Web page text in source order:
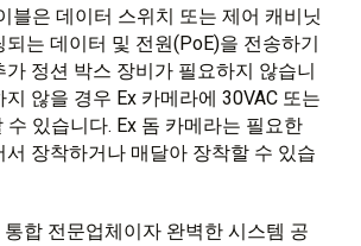
블은 데이터 스위치 또는 제어 캐비닛
는 데이터 및 전원(PoE)을 전송하기
가 정션 박스 장비가 필요하지 않습니
지 않을 경우 Ex 카메라에 30VAC 또는
수 있습니다. Ex 돔 카메라는 필요한
서 장착하거나 매달아 장착할 수 있습
합 전문업체이자 완벽한 시스템 공